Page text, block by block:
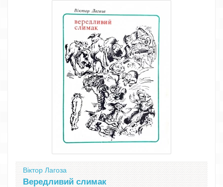
Віктор Лагоза
Вередливий слимак